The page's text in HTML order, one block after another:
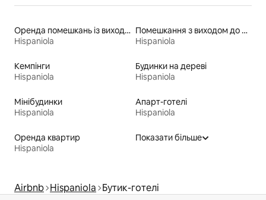
Оренда помешкань із виходом до пляжу
Hispaniola
Помешкання з виходом до озера
Hispaniola
Кемпінги
Hispaniola
Будинки на дереві
Hispaniola
Мінібудинки
Hispaniola
Апарт-готелі
Hispaniola
Оренда квартир
Hispaniola
Показати більше
Airbnb Hispaniola Бутик-готелі